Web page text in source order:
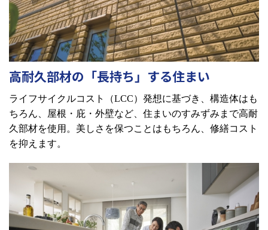
高耐久部材の「長持ち」する住まい
ライフサイクルコスト（LCC）発想に基づき、構造体はも
ちろん、屋根・庇・外壁など、住まいのすみずみまで高耐
久部材を使用。美しさを保つことはもちろん、修繕コスト
を抑えます。